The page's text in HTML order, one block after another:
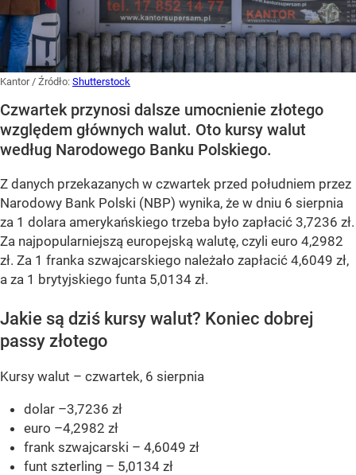
Kantor/ Źródło: Shutterstock
Czwartek przynosi dalsze umocnienie złotego
względem głównych walut. Oto kursy walut
według Narodowego Banku Polskiego.
Z danych przekazanych w czwartek przed południem przez
Narodowy Bank Polski (NBP) wynika, że w dniu 6 sierpnia
za 1 dolara amerykańskiego trzeba było zapłacić 3,7236 zł.
Za najpopularniejszą europejską walutę, czyli euro 4,2982
zł. Za 1 franka szwajcarskiego należało zapłacić 4,6049 zł,
a za 1 brytyjskiego funta 5,0134 zł.
Jakie są dziś kursy walut? Koniec dobrej
passy złotego
Kursy walut – czwartek, 6 sierpnia
dolar –3,7236 zł
euro –4,2982 zł
frank szwajcarski – 4,6049 zł
funt szterling – 5,0134 zł